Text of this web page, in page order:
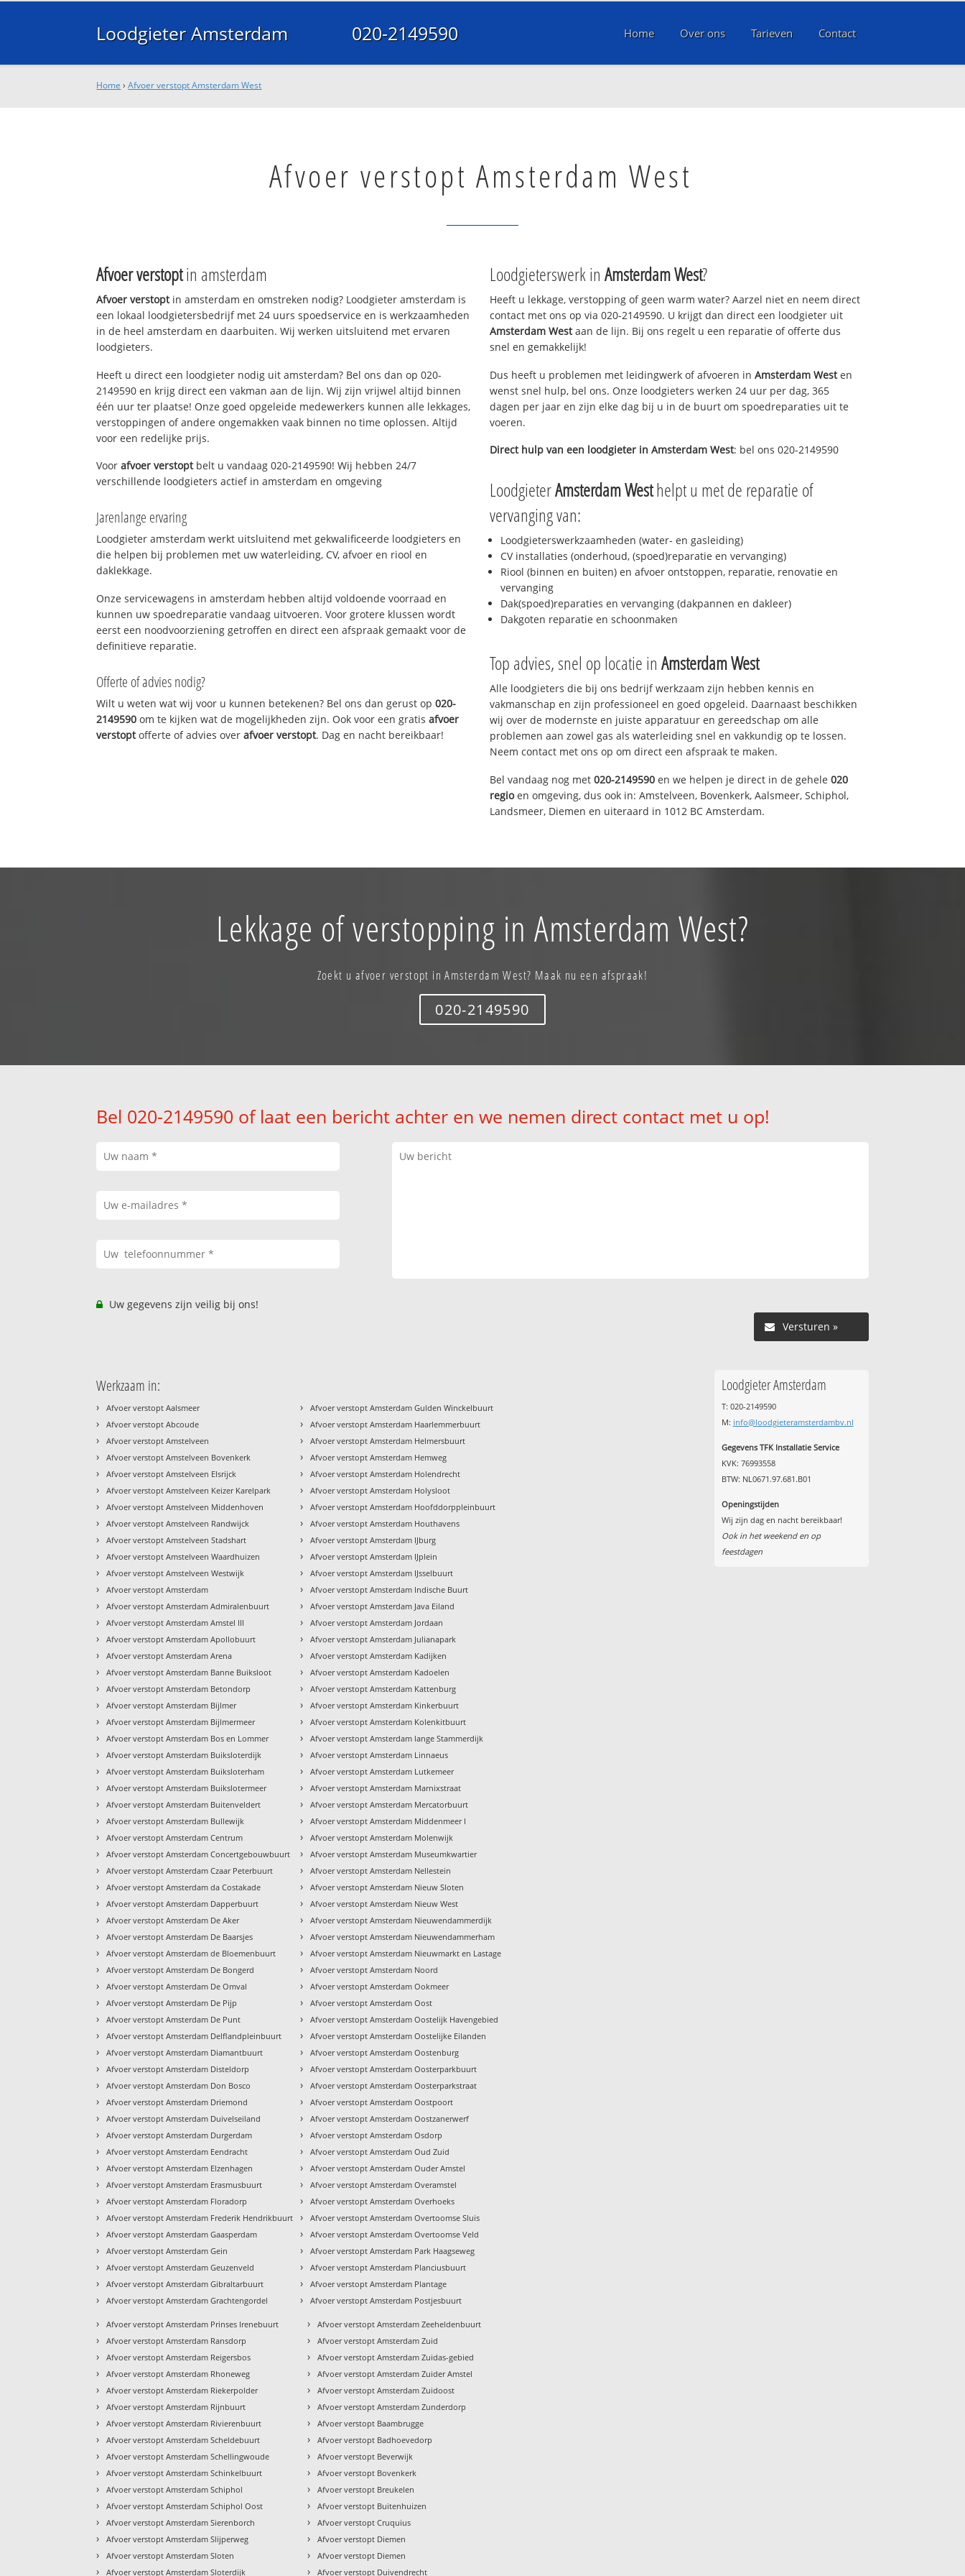
Loodgieter Amsterdam 020-2149590 Home Over ons Tarieven Contact
Home ›Afvoer verstopt Amsterdam West
Afvoer verstopt Amsterdam West
Afvoer verstoptin amsterdam
Afvoer verstoptin amsterdam en omstreken nodig? Loodgieter amsterdam is
een lokaal loodgietersbedrijf met 24 uurs spoedservice en is werkzaamheden
in de heel amsterdam en daarbuiten. Wij werken uitsluitend met ervaren
loodgieters.
Heeft u direct een loodgieter nodig uit amsterdam? Bel ons dan op 020-
2149590 en krijg direct een vakman aan de lijn. Wij zijn vrijwel altijd binnen
één uur ter plaatse! Onze goed opgeleide medewerkers kunnen alle lekkages,
verstoppingen of andere ongemakken vaak binnen no time oplossen. Altijd
voor een redelijke prijs.
Voorafvoer verstoptbelt u vandaag 020-2149590! Wij hebben 24/7
verschillende loodgieters actief in amsterdam en omgeving
Jarenlange ervaring
Loodgieter amsterdam werkt uitsluitend met gekwalificeerde loodgieters en
die helpen bij problemen met uw waterleiding, CV, afvoer en riool en
daklekkage.
Onze servicewagens in amsterdam hebben altijd voldoende voorraad en
kunnen uw spoedreparatie vandaag uitvoeren. Voor grotere klussen wordt
eerst een noodvoorziening getroffen en direct een afspraak gemaakt voor de
definitieve reparatie.
Offerte of advies nodig?
Wilt u weten wat wij voor u kunnen betekenen? Bel ons dan gerust op020-
2149590 om te kijken wat de mogelijkheden zijn. Ook voor een gratisafvoer
verstoptofferte of advies overafvoer verstopt. Dag en nacht bereikbaar!
Loodgieterswerk in Amsterdam West?
Heeft u lekkage, verstopping of geen warm water? Aarzel niet en neem direct
contact met ons op via 020-2149590. U krijgt dan direct een loodgieter uit
Amsterdam Westaan de lijn. Bij ons regelt u een reparatie of offerte dus
snel en gemakkelijk!
Dus heeft u problemen met leidingwerk of afvoeren in Amsterdam Westen
wenst snel hulp, bel ons. Onze loodgieters werken 24 uur per dag, 365
dagen per jaar en zijn elke dag bij u in de buurt om spoedreparaties uit te
voeren.
Direct hulp van een loodgieter in Amsterdam West: bel ons 020-2149590
LoodgieterAmsterdam Westhelpt u met de reparatie of
vervanging van:
Loodgieterswerkzaamheden (water- en gasleiding)
CV installaties (onderhoud, (spoed)reparatie en vervanging)
Riool (binnen en buiten) en afvoer ontstoppen, reparatie, renovatie en
vervanging
Dak(spoed)reparaties en vervanging (dakpannen en dakleer)
Dakgoten reparatie en schoonmaken
Top advies, snel op locatie in Amsterdam West
Alle loodgieters die bij ons bedrijf werkzaam zijn hebben kennis en
vakmanschap en zijn professioneel en goed opgeleid. Daarnaast beschikken
wij over de modernste en juiste apparatuur en gereedschap om alle
problemen aan zowel gas als waterleiding snel en vakkundig op te lossen.
Neem contact met ons op om direct een afspraak te maken.
Bel vandaag nog met 020-2149590 en we helpen je direct in de gehele 020
regioen omgeving, dus ook in: Amstelveen, Bovenkerk, Aalsmeer, Schiphol,
Landsmeer, Diemen en uiteraard in 1012 BC Amsterdam.
Lekkage of verstopping in Amsterdam West?
Zoekt u afvoer verstopt in Amsterdam West? Maak nu een afspraak!
020-2149590
Bel 020-2149590 of laat een bericht achter en we nemen direct contact met u op!
Uw gegevens zijn veilig bij ons!
Versturen »
Werkzaam in:
› Afvoer verstopt Aalsmeer
› Afvoer verstopt Abcoude
› Afvoer verstopt Amstelveen
› Afvoer verstopt Amstelveen Bovenkerk
› Afvoer verstopt Amstelveen Elsrijck
› Afvoer verstopt Amstelveen Keizer Karelpark
› Afvoer verstopt Amstelveen Middenhoven
› Afvoer verstopt Amstelveen Randwijck
› Afvoer verstopt Amstelveen Stadshart
› Afvoer verstopt Amstelveen Waardhuizen
› Afvoer verstopt Amstelveen Westwijk
› Afvoer verstopt Amsterdam
› Afvoer verstopt Amsterdam Admiralenbuurt
› Afvoer verstopt Amsterdam Amstel III
› Afvoer verstopt Amsterdam Apollobuurt
› Afvoer verstopt Amsterdam Arena
› Afvoer verstopt Amsterdam Banne Buiksloot
› Afvoer verstopt Amsterdam Betondorp
› Afvoer verstopt Amsterdam Bijlmer
› Afvoer verstopt Amsterdam Bijlmermeer
› Afvoer verstopt Amsterdam Bos en Lommer
› Afvoer verstopt Amsterdam Buiksloterdijk
› Afvoer verstopt Amsterdam Buiksloterham
› Afvoer verstopt Amsterdam Buikslotermeer
› Afvoer verstopt Amsterdam Buitenveldert
› Afvoer verstopt Amsterdam Bullewijk
› Afvoer verstopt Amsterdam Centrum
› Afvoer verstopt Amsterdam Concertgebouwbuurt
› Afvoer verstopt Amsterdam Czaar Peterbuurt
› Afvoer verstopt Amsterdam da Costakade
› Afvoer verstopt Amsterdam Dapperbuurt
› Afvoer verstopt Amsterdam De Aker
› Afvoer verstopt Amsterdam De Baarsjes
› Afvoer verstopt Amsterdam de Bloemenbuurt
› Afvoer verstopt Amsterdam De Bongerd
› Afvoer verstopt Amsterdam De Omval
› Afvoer verstopt Amsterdam De Pijp
› Afvoer verstopt Amsterdam De Punt
› Afvoer verstopt Amsterdam Delflandpleinbuurt
› Afvoer verstopt Amsterdam Diamantbuurt
› Afvoer verstopt Amsterdam Disteldorp
› Afvoer verstopt Amsterdam Don Bosco
› Afvoer verstopt Amsterdam Driemond
› Afvoer verstopt Amsterdam Duivelseiland
› Afvoer verstopt Amsterdam Durgerdam
› Afvoer verstopt Amsterdam Eendracht
› Afvoer verstopt Amsterdam Elzenhagen
› Afvoer verstopt Amsterdam Erasmusbuurt
› Afvoer verstopt Amsterdam Floradorp
› Afvoer verstopt Amsterdam Frederik Hendrikbuurt
› Afvoer verstopt Amsterdam Gaasperdam
› Afvoer verstopt Amsterdam Gein
› Afvoer verstopt Amsterdam Geuzenveld
› Afvoer verstopt Amsterdam Gibraltarbuurt
› Afvoer verstopt Amsterdam Grachtengordel
› Afvoer verstopt Amsterdam Gulden Winckelbuurt
› Afvoer verstopt Amsterdam Haarlemmerbuurt
› Afvoer verstopt Amsterdam Helmersbuurt
› Afvoer verstopt Amsterdam Hemweg
› Afvoer verstopt Amsterdam Holendrecht
› Afvoer verstopt Amsterdam Holysloot
› Afvoer verstopt Amsterdam Hoofddorppleinbuurt
› Afvoer verstopt Amsterdam Houthavens
› Afvoer verstopt Amsterdam IJburg
› Afvoer verstopt Amsterdam IJplein
› Afvoer verstopt Amsterdam IJsselbuurt
› Afvoer verstopt Amsterdam Indische Buurt
› Afvoer verstopt Amsterdam Java Eiland
› Afvoer verstopt Amsterdam Jordaan
› Afvoer verstopt Amsterdam Julianapark
› Afvoer verstopt Amsterdam Kadijken
› Afvoer verstopt Amsterdam Kadoelen
› Afvoer verstopt Amsterdam Kattenburg
› Afvoer verstopt Amsterdam Kinkerbuurt
› Afvoer verstopt Amsterdam Kolenkitbuurt
› Afvoer verstopt Amsterdam lange Stammerdijk
› Afvoer verstopt Amsterdam Linnaeus
› Afvoer verstopt Amsterdam Lutkemeer
› Afvoer verstopt Amsterdam Marnixstraat
› Afvoer verstopt Amsterdam Mercatorbuurt
› Afvoer verstopt Amsterdam Middenmeer I
› Afvoer verstopt Amsterdam Molenwijk
› Afvoer verstopt Amsterdam Museumkwartier
› Afvoer verstopt Amsterdam Nellestein
› Afvoer verstopt Amsterdam Nieuw Sloten
› Afvoer verstopt Amsterdam Nieuw West
› Afvoer verstopt Amsterdam Nieuwendammerdijk
› Afvoer verstopt Amsterdam Nieuwendammerham
› Afvoer verstopt Amsterdam Nieuwmarkt en Lastage
› Afvoer verstopt Amsterdam Noord
› Afvoer verstopt Amsterdam Ookmeer
› Afvoer verstopt Amsterdam Oost
› Afvoer verstopt Amsterdam Oostelijk Havengebied
› Afvoer verstopt Amsterdam Oostelijke Eilanden
› Afvoer verstopt Amsterdam Oostenburg
› Afvoer verstopt Amsterdam Oosterparkbuurt
› Afvoer verstopt Amsterdam Oosterparkstraat
› Afvoer verstopt Amsterdam Oostpoort
› Afvoer verstopt Amsterdam Oostzanerwerf
› Afvoer verstopt Amsterdam Osdorp
› Afvoer verstopt Amsterdam Oud Zuid
› Afvoer verstopt Amsterdam Ouder Amstel
› Afvoer verstopt Amsterdam Overamstel
› Afvoer verstopt Amsterdam Overhoeks
› Afvoer verstopt Amsterdam Overtoomse Sluis
› Afvoer verstopt Amsterdam Overtoomse Veld
› Afvoer verstopt Amsterdam Park Haagseweg
› Afvoer verstopt Amsterdam Planciusbuurt
› Afvoer verstopt Amsterdam Plantage
› Afvoer verstopt Amsterdam Postjesbuurt
› Afvoer verstopt Amsterdam Prinses Irenebuurt
› Afvoer verstopt Amsterdam Ransdorp
› Afvoer verstopt Amsterdam Reigersbos
› Afvoer verstopt Amsterdam Rhoneweg
› Afvoer verstopt Amsterdam Riekerpolder
› Afvoer verstopt Amsterdam Rijnbuurt
› Afvoer verstopt Amsterdam Rivierenbuurt
› Afvoer verstopt Amsterdam Scheldebuurt
› Afvoer verstopt Amsterdam Schellingwoude
› Afvoer verstopt Amsterdam Schinkelbuurt
› Afvoer verstopt Amsterdam Schiphol
› Afvoer verstopt Amsterdam Schiphol Oost
› Afvoer verstopt Amsterdam Sierenborch
› Afvoer verstopt Amsterdam Slijperweg
› Afvoer verstopt Amsterdam Sloten
› Afvoer verstopt Amsterdam Sloterdijk
› Afvoer verstopt Amsterdam Zeeheldenbuurt
› Afvoer verstopt Amsterdam Zuid
› Afvoer verstopt Amsterdam Zuidas-gebied
› Afvoer verstopt Amsterdam Zuider Amstel
› Afvoer verstopt Amsterdam Zuidoost
› Afvoer verstopt Amsterdam Zunderdorp
› Afvoer verstopt Baambrugge
› Afvoer verstopt Badhoevedorp
› Afvoer verstopt Beverwijk
› Afvoer verstopt Bovenkerk
› Afvoer verstopt Breukelen
› Afvoer verstopt Buitenhuizen
› Afvoer verstopt Cruquius
› Afvoer verstopt Diemen
› Afvoer verstopt Diemen
› Afvoer verstopt Duivendrecht
Loodgieter Amsterdam
T: 020-2149590
M: info@loodgieteramsterdambv.nl
Gegevens TFK Installatie Service
KVK: 76993558
BTW: NL0671.97.681.B01
Openingstijden
Wij zijn dag en nacht bereikbaar!
Ook in het weekend en op
feestdagen